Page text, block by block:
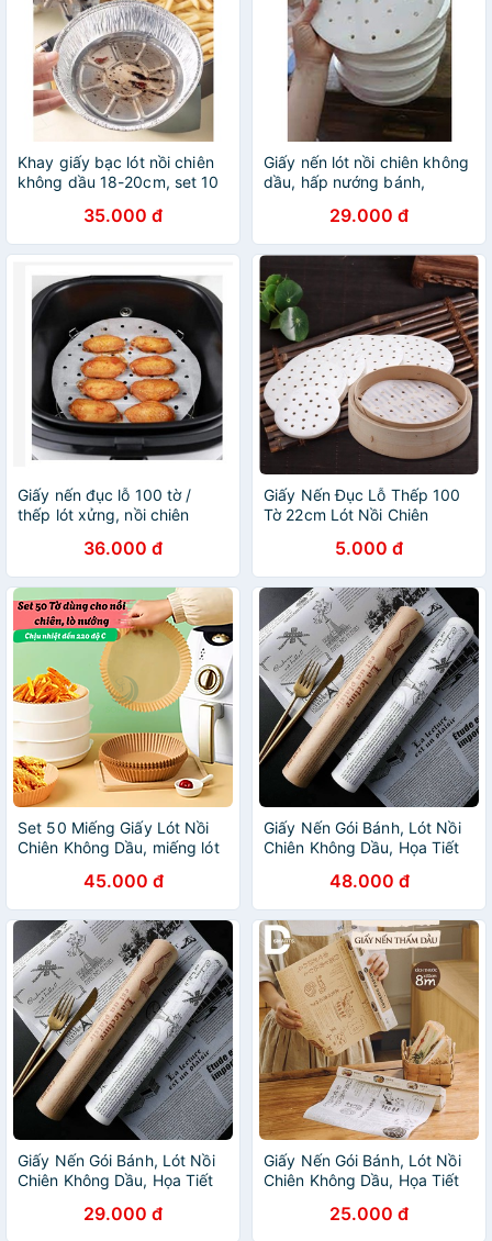
Khay giấy bạc lót nồi chiên
không dầu 18-20cm, set 10
35.000 đ
Giấy nến lót nồi chiên không
dầu, hấp nướng bánh,
anthudogiadung89
29.000 đ
Giấy nến đục lỗ 100 tờ /
thếp lót xửng, nồi chiên
36.000 đ
Giấy Nến Đục Lỗ Thếp 100
Tờ 22cm Lót Nồi Chiên
5.000 đ
Set 50 Miếng Giấy Lót Nồi
Chiên Không Dầu, miếng lót
hình tròn đa năng V0060
45.000 đ
Giấy Nến Gói Bánh, Lót Nồi
Chiên Không Dầu, Họa Tiết
48.000 đ
Giấy Nến Gói Bánh, Lót Nồi
Chiên Không Dầu, Họa Tiết
29.000 đ
Giấy Nến Gói Bánh, Lót Nồi
Chiên Không Dầu, Họa Tiết
25.000 đ